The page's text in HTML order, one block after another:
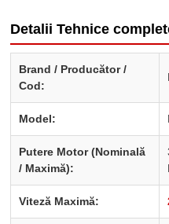
Detalii Tehnice
Brand / Producător /
Cod:
Model:
Putere Motor (Nominală
/ Maximă):
Viteză Maximă: